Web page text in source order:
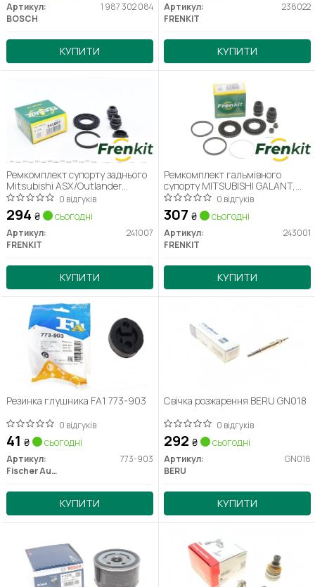
Артикул:
1 987 302 084
BOSCH
КУПИТИ
Артикул:
238022
FRENKIT
КУПИТИ
Ремкомплект супорту заднього
Mitsubishi ASX/Outlander
III/Peugeot 4008 12- (d=41mm)
(Akebono) (241007) Frenkit
0 відгуків
294 ₴ сьогодні
Артикул:
241007
FRENKIT
КУПИТИ
Ремкомплект гальмівного
супорту MITSUBISHI GALANT,
SAPPORO, L200, L400
OUTLANDER, SPACE GEAR,
SIGMA
0 відгуків
307 ₴ сьогодні
Артикул:
243001
FRENKIT
КУПИТИ
Резинка глушника FA1 773-903
0 відгуків
41 ₴ сьогодні
Артикул:
773-903
Fischer Automotive One (FA1)
КУПИТИ
Свічка розжарення BERU GN018
0 відгуків
292 ₴ сьогодні
Артикул:
GN018
BERU
КУПИТИ